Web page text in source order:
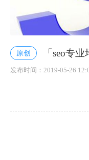
原创 「seo专
发布时间：2019-05-26